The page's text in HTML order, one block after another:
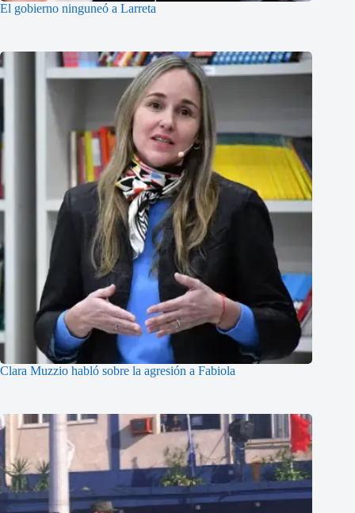
El gobierno ninguneó a Larreta
Clara Muzzio habló sobre la agresión a Fabiola